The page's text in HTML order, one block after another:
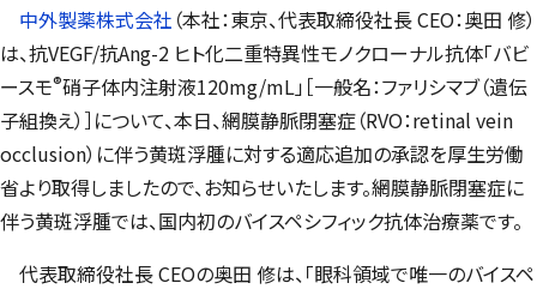
中外製薬株式会社 （本社：東京、代表取締役社長 CEO：奥田 修）
は、抗VEGF/抗Ang-2 ヒト化二重特異性モノクローナル抗体「バビ
ースモ®硝子体内注射液120mg/mL」［一般名：ファリシマブ（遺伝
子組換え）］について、本日、網膜静脈閉塞症（RVO：retinal vein
occlusion）に伴う黄斑浮腫に対する適応追加の承認を厚生労働
省より取得しましたので、お知らせいたします。網膜静脈閉塞症に
伴う黄斑浮腫では、国内初のバイスペシフィック抗体治療薬です。
代表取締役社長 CEOの奥田 修は、「眼科領域で唯一のバイスペ